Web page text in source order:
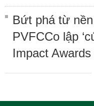
Bứt phá từ
PVFCCo lập
Impact